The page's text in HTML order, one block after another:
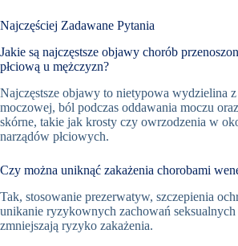
Najczęściej Zadawane Pytania
Jakie są najczęstsze objawy chorób
płciową u mężczyzn?
Najczęstsze objawy to nietypowa wydzielina
moczowej, ból podczas oddawania moczu
skórne, takie jak krosty czy owrzodzenia w
narządów płciowych.
Czy można uniknąć zakażenia chorobami
Tak, stosowanie prezerwatyw, szczepienia
unikanie ryzykownych zachowań seksualnych
zmniejszają ryzyko zakażenia.